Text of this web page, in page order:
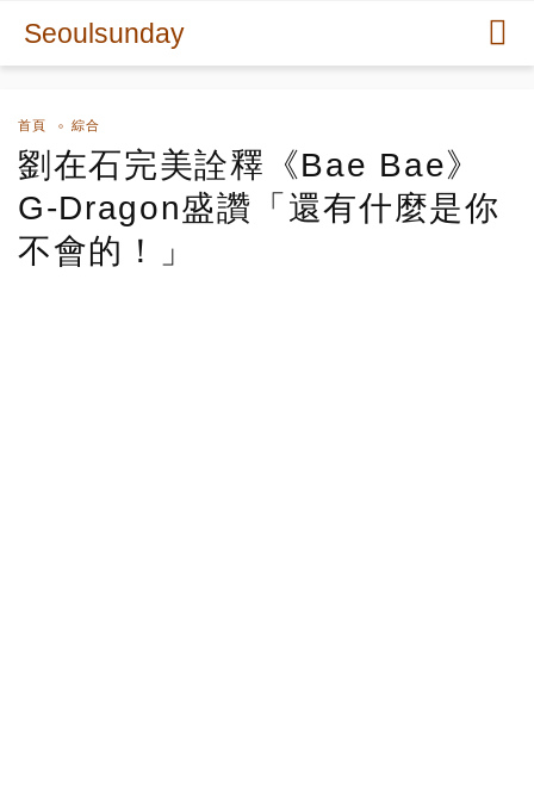
Seoulsunday
首頁 綜合
劉在石完美詮釋《Bae Bae》
G-Dragon盛讚「還有什麼是你
不會的！」